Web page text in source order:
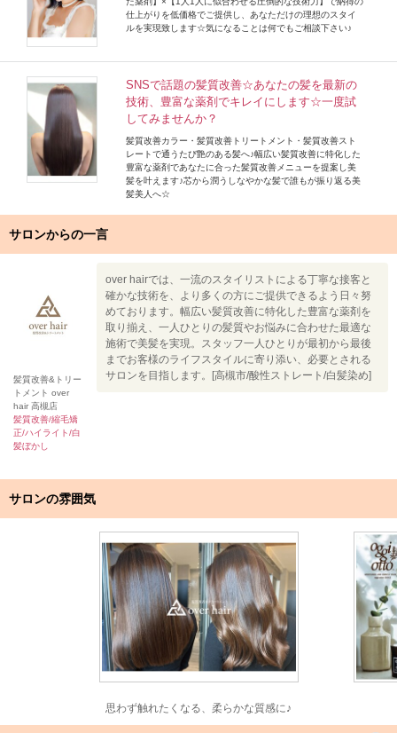
仕上がりを低価格でご提供し、あなただけの理想のスタイ
ルを実現致します☆気になることは何でもご相談下さい♪
SNSで話題の髪質改善☆あなたの髪を最新の
技術、豊富な薬剤でキレイにします☆一度試
してみませんか？
髪質改善カラー・髪質改善トリートメント・髪質改善スト
レートで通うたび艶のある髪へ♪幅広い髪質改善に特化した
豊富な薬剤であなたに合った髪質改善メニューを提案し美
髪を叶えます♪芯から潤うしなやかな髪で誰もが振り返る美
髪美人へ☆
サロンからの一言
髪質改善&トリー
トメント over
hair 高槻店
髪質改善/縮毛矯
正/ハイライト/白
髪ぼかし
over hairでは、一流のスタイリストによる丁寧な接客と
確かな技術を、より多くの方にご提供できるよう日々努
めております。幅広い髪質改善に特化した豊富な薬剤を
取り揃え、一人ひとりの髪質やお悩みに合わせた最適な
施術で美髪を実現。スタッフ一人ひとりが最初から最後
までお客様のライフスタイルに寄り添い、必要とされる
サロンを目指します。[高槻市/酸性ストレート/白髪染め]
サロンの雰囲気
思わず触れたくなる、柔らかな質感に♪